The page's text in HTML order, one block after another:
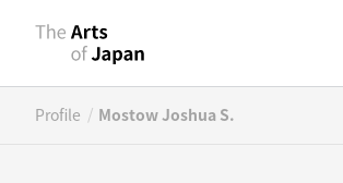
Profile / Mostow Joshua S.